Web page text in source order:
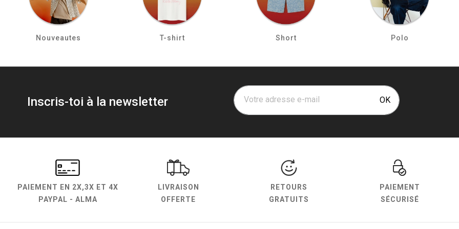
Nouveautes T-shirt Short Polo
Inscris-toi à la newsletter Votre adresse e-mail OK
PAIEMENT EN 2X,3X ET 4X
PAYPAL - ALMA
LIVRAISON
OFFERTE
RETOURS
GRATUITS
PAIEMENT
SÉCURISÉ